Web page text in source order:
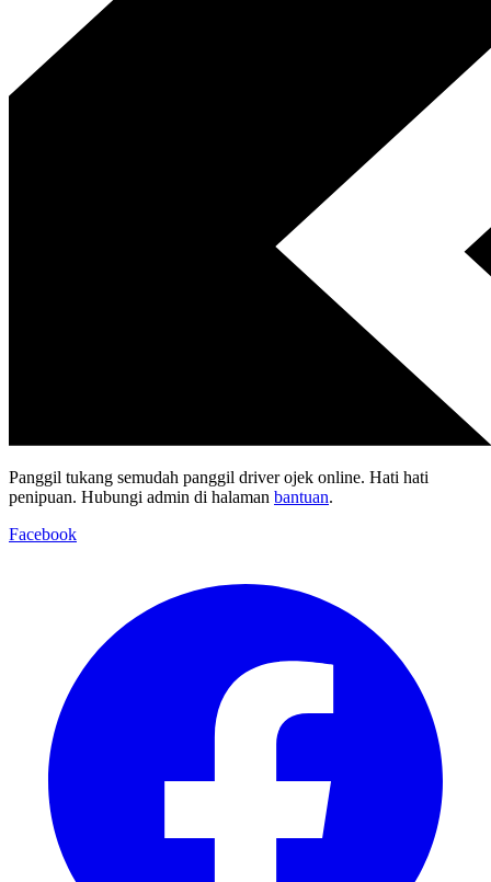
Panggil tukang semudah panggil driver ojek online. Hati hati
penipuan. Hubungi admin di halaman bantuan.
Facebook